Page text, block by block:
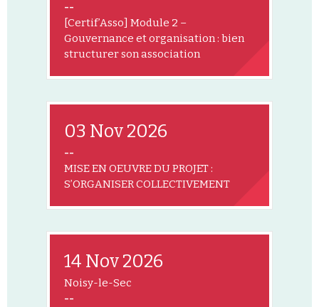
--
[Certif’Asso] Module 2 –
Gouvernance et organisation : bien
structurer son association
03 Nov 2026
--
MISE EN OEUVRE DU PROJET :
S’ORGANISER COLLECTIVEMENT
14 Nov 2026
Noisy-le-Sec
--